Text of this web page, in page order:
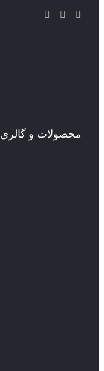
محصولات و گالری